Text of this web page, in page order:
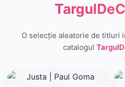
O selecție aleatorie de titluri
catalogul